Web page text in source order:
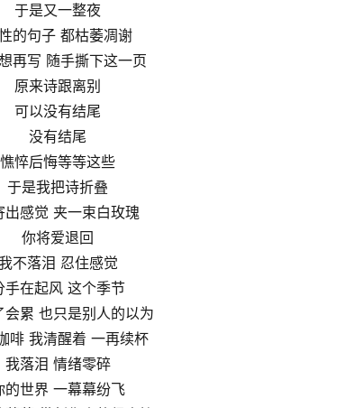
于是又一整夜
的句子 都枯萎凋谢
再写 随手撕下这一页
原来诗跟离别
可以没有结尾
没有结尾
憔悴后悔等等这些
于是我把诗折叠
出感觉 夹一束白玫瑰
你将爱退回
不落泪 忍住感觉
手在起风 这个季节
会累 也只是别人的以为
啡 我清醒着 一再续杯
我落泪 情绪零碎
的世界 一幕幕纷飞